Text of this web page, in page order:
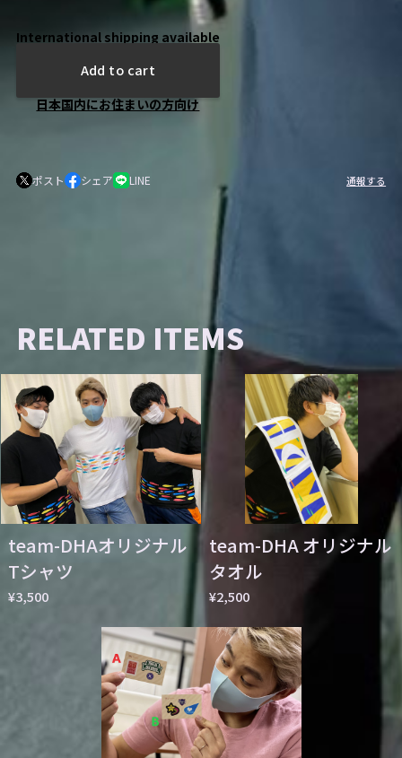
International shipping available
Add to cart
日本国内にお住まいの方向け
ポスト シェア LINE 通報する
RELATED ITEMS
team-DHAオリジナル
Tシャツ
¥3,500
team-DHA オリジナル
タオル
¥2,500